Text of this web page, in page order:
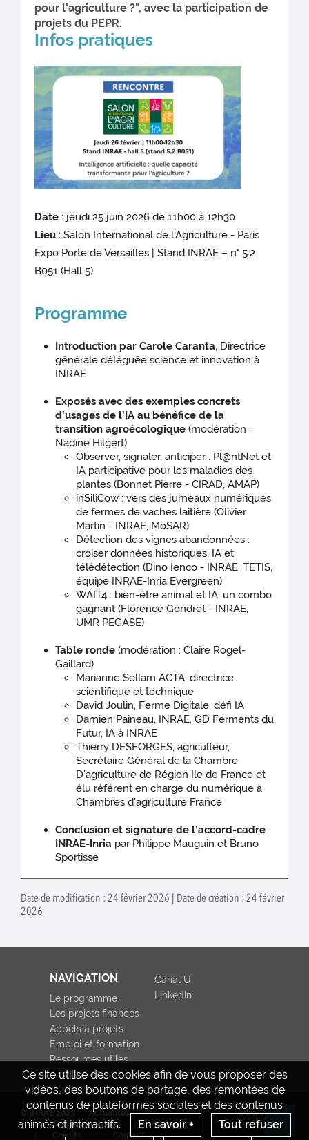
pour l'agriculture ?", avec la participation de
projets du PEPR.
Infos pratiques
Date : jeudi 25 juin 2026 de 11h00 à 12h30
Lieu : Salon International de l'Agriculture - Paris
Expo Porte de Versailles | Stand INRAE – n° 5.2
B051 (Hall 5)
Programme
Introduction par Carole Caranta, Directrice
générale déléguée science et innovation à
INRAE
Exposés avec des exemples concrets
d’usages de l’IA au bénéfice de la
transition agroécologique (modération :
Nadine Hilgert)
Observer, signaler, anticiper : Pl@ntNet et
IA participative pour les maladies des
plantes (Bonnet Pierre - CIRAD, AMAP)
inSiliCow : vers des jumeaux numériques
de fermes de vaches laitière (Olivier
Martin - INRAE, MoSAR)
Détection des vignes abandonnées :
croiser données historiques, IA et
télédétection (Dino Ienco - INRAE, TETIS,
équipe INRAE-Inria Evergreen)
WAIT4 : bien-être animal et IA, un combo
gagnant (Florence Gondret - INRAE,
UMR PEGASE)
Table ronde (modération : Claire Rogel-
Gaillard)
Marianne Sellam ACTA, directrice
scientifique et technique
David Joulin, Ferme Digitale, défi IA
Damien Paineau, INRAE, GD Ferments du
Futur, IA à INRAE
Thierry DESFORGES, agriculteur,
Secrétaire Général de la Chambre
D'agriculture de Région Ile de France et
élu référent en charge du numérique à
Chambres d'agriculture France
Conclusion et signature de l’accord-cadre
INRAE-Inria par Philippe Mauguin et Bruno
Sportisse
Date de modification : 24 février 2026 | Date de création : 24 février
2026
Ce site utilise des cookies afin de vous proposer des
vidéos, des boutons de partage, des remontées de
contenus de plateformes sociales et des contenus
animés et interactifs.
En savoir + Tout refuser
NAVIGATION
Le programme
Les projets financés
Appels à projets
Emploi et formation
Ressources utiles
Canal U
LinkedIn
Actualités
Mentions légales
CGU
Crédits
Contact
www.inrae.fr